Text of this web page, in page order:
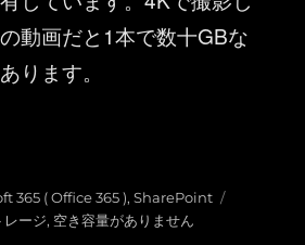
動画だと1本で数十GBな
ります。
トのストレージの空き容量が不足
365 ( Office 365 ),SharePoint
レージ, 空き容量がありません